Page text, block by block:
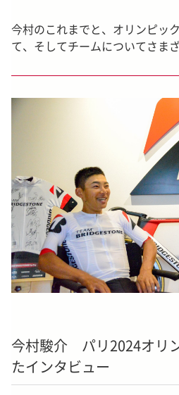
今村のこれまでと、オリンピッ
て、そしてチームについてさま
今村駿介 パリ2024オリ
たインタビュー